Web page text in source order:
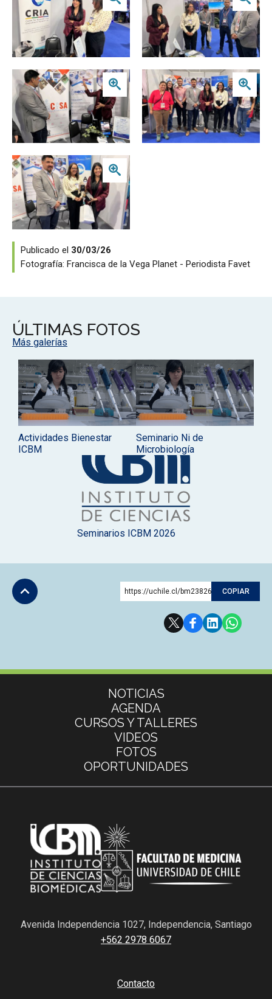
Zoom Zoom
Zoom
Publicado el 30/03/26
Fotografía: Francisca de la Vega Planet - Periodista Favet
ÚLTIMAS FOTOS
Más galerías
Actividades Bienestar
ICBM
Seminario Ni de
Microbiología
Seminarios ICBM 2026
https://uchile.cl/bm238265 COPIAR
NOTICIAS
AGENDA
CURSOS Y TALLERES
VIDEOS
FOTOS
OPORTUNIDADES
Avenida Independencia 1027, Independencia, Santiago
+562 2978 6067
Contacto